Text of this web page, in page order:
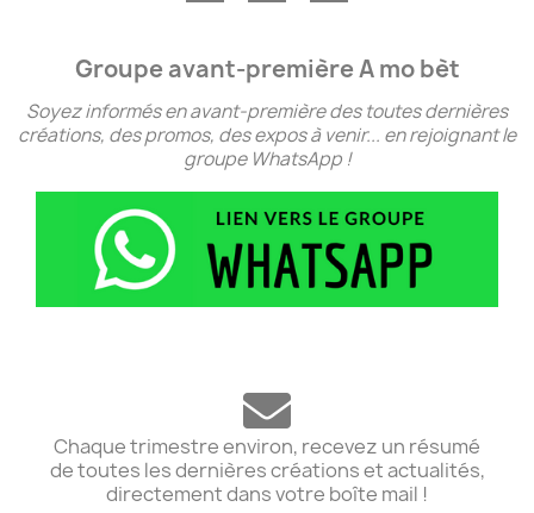
Groupe avant-première A mo bèt
Soyez informés en avant-première des toutes dernières
créations, des promos, des expos à venir... en rejoignant le
groupe WhatsApp !
Chaque trimestre environ, recevez un résumé
de toutes les dernières créations et actualités,
directement dans votre boîte mail !